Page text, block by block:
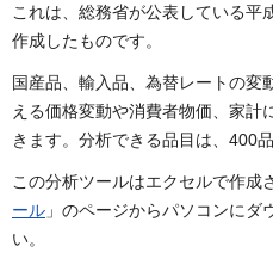
これは、総務省が公表している平
作成したものです。
国産品、輸入品、為替レートの変
える価格変動や消費者物価、家計
きます。分析できる品目は、400品
この分析ツールはエクセルで作成
ール 」のページからパソコンにダ
い。